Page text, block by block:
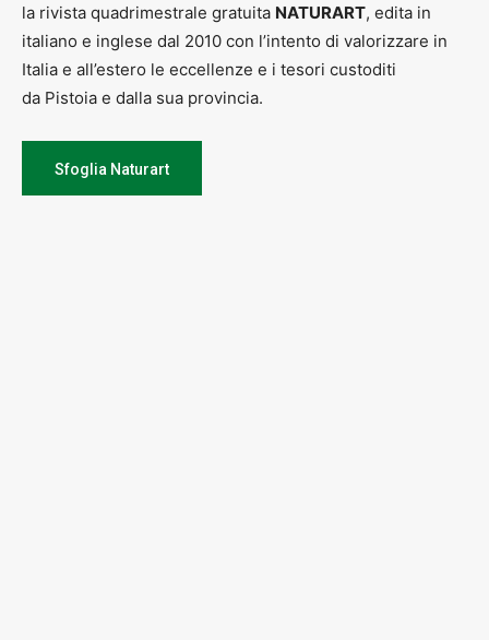
la rivista quadrimestrale gratuita NATURART, edita in
italiano e inglese dal 2010 con l’intento di valorizzare in
Italia e all’estero le eccellenze e i tesori custoditi
da Pistoia e dalla sua provincia.
Sfoglia Naturart